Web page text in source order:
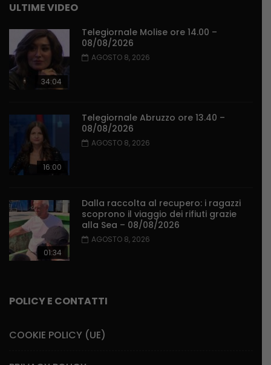
ULTIME VIDEO
34:04
Telegiornale Molise ore 14.00 –
08/08/2026
AGOSTO 8, 2026
16:00
Telegiornale Abruzzo ore 13.40 –
08/08/2026
AGOSTO 8, 2026
01:34
Dalla raccolta al recupero: i ragazzi
scoprono il viaggio dei rifiuti grazie
alla Sea – 08/08/2026
AGOSTO 8, 2026
POLICY E CONTATTI
COOKIE POLICY (UE)